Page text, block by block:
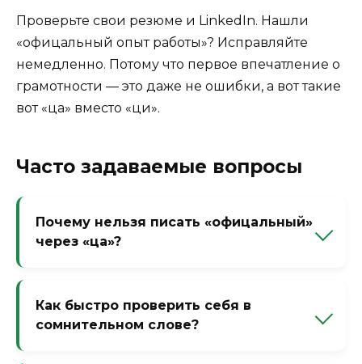
Проверьте свои резюме и LinkedIn. Нашли
«офицальный опыт работы»? Исправляйте
немедленно. Потому что первое впечатление о
грамотности — это даже не ошибки, а вот такие
вот «ца» вместо «ци».
Часто задаваемые вопросы
Почему нельзя писать «офицальный»
через «ца»?
языке закрепился вариант
«официальный» с суффиксом -иальн-, где
Как быстро проверить себя в
сомнительном слове?